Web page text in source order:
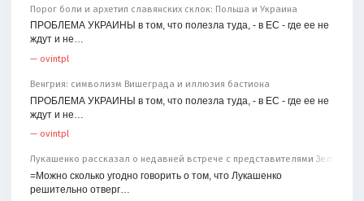
Порог боли и архетип славянских склок: Польша и Украина
ПРОБЛЕМА УКРАИНЫ в том, что полезла туда, - в ЕС - где ее не
ждут и не…
— ovintpl
Венгрия: символизм Вишеграда и иллюзия бастиона
ПРОБЛЕМА УКРАИНЫ в том, что полезла туда, - в ЕС - где ее не
ждут и не…
— ovintpl
Лукашенко рассказал о недавней встрече с представителями
=Можно сколько угодно говорить о том, что Лукашенко
решительно отверг…